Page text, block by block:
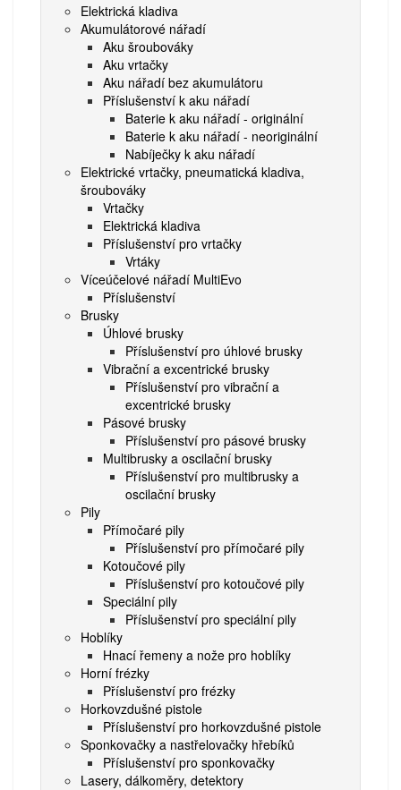
Elektrická kladiva
Akumulátorové nářadí
Aku šroubováky
Aku vrtačky
Aku nářadí bez akumulátoru
Příslušenství k aku nářadí
Baterie k aku nářadí - originální
Baterie k aku nářadí - neoriginální
Nabíječky k aku nářadí
Elektrické vrtačky, pneumatická kladiva,
šroubováky
Vrtačky
Elektrická kladiva
Příslušenství pro vrtačky
Vrtáky
Víceúčelové nářadí MultiEvo
Příslušenství
Brusky
Úhlové brusky
Příslušenství pro úhlové brusky
Vibrační a excentrické brusky
Příslušenství pro vibrační a
excentrické brusky
Pásové brusky
Příslušenství pro pásové brusky
Multibrusky a oscilační brusky
Příslušenství pro multibrusky a
oscilační brusky
Pily
Přímočaré pily
Příslušenství pro přímočaré pily
Kotoučové pily
Příslušenství pro kotoučové pily
Speciální pily
Příslušenství pro speciální pily
Hoblíky
Hnací řemeny a nože pro hoblíky
Horní frézky
Příslušenství pro frézky
Horkovzdušné pistole
Příslušenství pro horkovzdušné pistole
Sponkovačky a nastřelovačky hřebíků
Příslušenství pro sponkovačky
Lasery, dálkoměry, detektory